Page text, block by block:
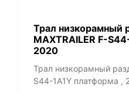
Трал низкорамный
MAXTRAILER F-
2020
Трал низкорамный
S44-1A1Y платформа ,